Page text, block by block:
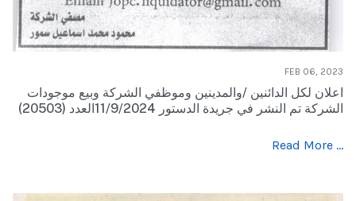
FEB 06, 2023
اعلان لكل الدائنين /والمدينين وموظفي الشركة وبيع موجودات
الشركة تم النشر في جريدة الدستور 11/9/2024العدد (20503)
Read More …